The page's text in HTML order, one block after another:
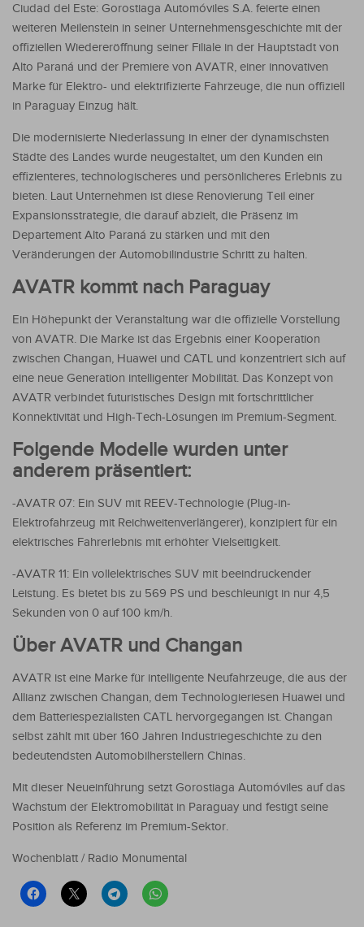
Ciudad del Este: Gorostiaga Automóviles S.A. feierte einen
weiteren Meilenstein in seiner Unternehmensgeschichte mit der
offiziellen Wiedereröffnung seiner Filiale in der Hauptstadt von
Alto Paraná und der Premiere von AVATR, einer innovativen
Marke für Elektro- und elektrifizierte Fahrzeuge, die nun offiziell
in Paraguay Einzug hält.
Die modernisierte Niederlassung in einer der dynamischsten
Städte des Landes wurde neugestaltet, um den Kunden ein
effizienteres, technologischeres und persönlicheres Erlebnis zu
bieten. Laut Unternehmen ist diese Renovierung Teil einer
Expansionsstrategie, die darauf abzielt, die Präsenz im
Departement Alto Paraná zu stärken und mit den
Veränderungen der Automobilindustrie Schritt zu halten.
AVATR kommt nach Paraguay
Ein Höhepunkt der Veranstaltung war die offizielle Vorstellung
von AVATR. Die Marke ist das Ergebnis einer Kooperation
zwischen Changan, Huawei und CATL und konzentriert sich auf
eine neue Generation intelligenter Mobilität. Das Konzept von
AVATR verbindet futuristisches Design mit fortschrittlicher
Konnektivität und High-Tech-Lösungen im Premium-Segment.
Folgende Modelle wurden unter
anderem präsentiert:
-AVATR 07: Ein SUV mit REEV-Technologie (Plug-in-
Elektrofahrzeug mit Reichweitenverlängerer), konzipiert für ein
elektrisches Fahrerlebnis mit erhöhter Vielseitigkeit.
-AVATR 11: Ein vollelektrisches SUV mit beeindruckender
Leistung. Es bietet bis zu 569 PS und beschleunigt in nur 4,5
Sekunden von 0 auf 100 km/h.
Über AVATR und Changan
AVATR ist eine Marke für intelligente Neufahrzeuge, die aus der
Allianz zwischen Changan, dem Technologieriesen Huawei und
dem Batteriespezialisten CATL hervorgegangen ist. Changan
selbst zählt mit über 160 Jahren Industriegeschichte zu den
bedeutendsten Automobilherstellern Chinas.
Mit dieser Neueinführung setzt Gorostiaga Automóviles auf das
Wachstum der Elektromobilität in Paraguay und festigt seine
Position als Referenz im Premium-Sektor.
Wochenblatt / Radio Monumental